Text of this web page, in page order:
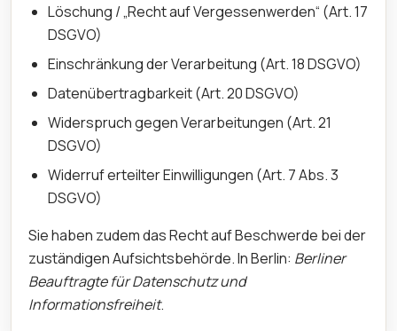
Löschung / „Recht auf Vergessenwerden“ (Art. 17
DSGVO)
Einschränkung der Verarbeitung (Art. 18 DSGVO)
Datenübertragbarkeit (Art. 20 DSGVO)
Widerspruch gegen Verarbeitungen (Art. 21
DSGVO)
Widerruf erteilter Einwilligungen (Art. 7 Abs. 3
DSGVO)
Sie haben zudem das Recht auf Beschwerde bei der
zuständigen Aufsichtsbehörde. In Berlin: Berliner
Beauftragte für Datenschutz und
Informationsfreiheit.